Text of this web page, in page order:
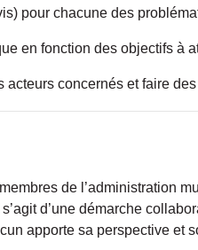
pour chacune des
en fonction des objectifs à
concernés et faire
de l’administration
d’une démarche
apporte sa perspective et